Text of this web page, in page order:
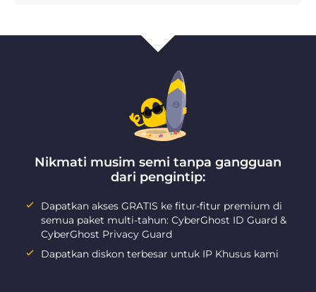
Nikmati musim semi tanpa gangguan
dari pengintip:
Dapatkan akses GRATIS ke fitur-fitur premium di
semua paket multi-tahun: CyberGhost ID Guard &
CyberGhost Privacy Guard
Dapatkan diskon terbesar untuk IP Khusus kami